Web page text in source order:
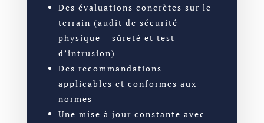
Des évaluations concrètes sur le
terrain (audit de sécurité
physique – sûreté et test
d’intrusion)
Des recommandations
applicables et conformes aux
normes
Une mise à jour constante avec